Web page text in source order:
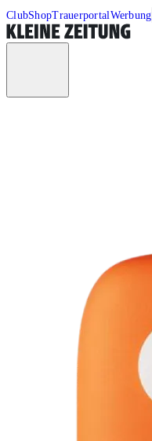
ClubShopTrauerportalWerbung